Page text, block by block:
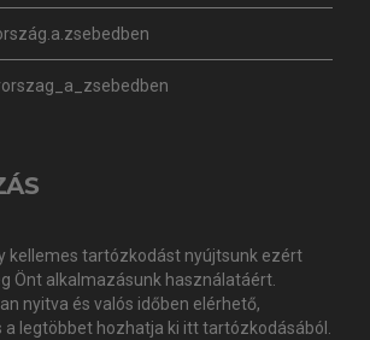
kellemes tartózkodást nyújtsunk ezért
Önt alkalmazásunk használatáért.
nyitva és valós időben elérhető,
legtöbbet hozhatja ki itt tartózkodásából.